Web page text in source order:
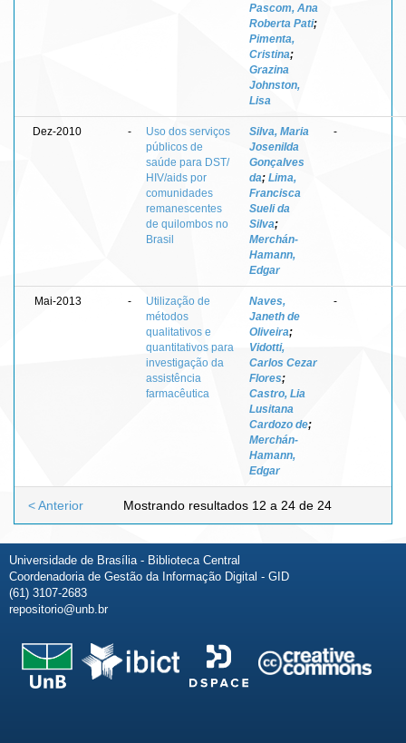
Pascom, Ana
Roberta Pati;
Pimenta,
Cristina;
Grazina
Johnston,
Lisa
Dez-2010 -
Uso dos serviços
públicos de
saúde para DST/
HIV/aids por
comunidades
remanescentes
de quilombos no
Brasil
Silva, Maria
Josenilda
Gonçalves
da; Lima,
Francisca
Sueli da
Silva;
Merchán-
Hamann,
Edgar
-
Mai-2013 -
Utilização de
métodos
qualitativos e
quantitativos para
investigação da
assistência
farmacêutica
Naves,
Janeth de
Oliveira;
Vidotti,
Carlos Cezar
Flores;
Castro, Lia
Lusitana
Cardozo de;
Merchán-
Hamann,
Edgar
-
Mostrando resultados 12 a 24 de 24
< Anterior
Universidade de Brasília - Biblioteca Central
Coordenadoria de Gestão da Informação Digital - GID
(61) 3107-2683
repositorio@unb.br